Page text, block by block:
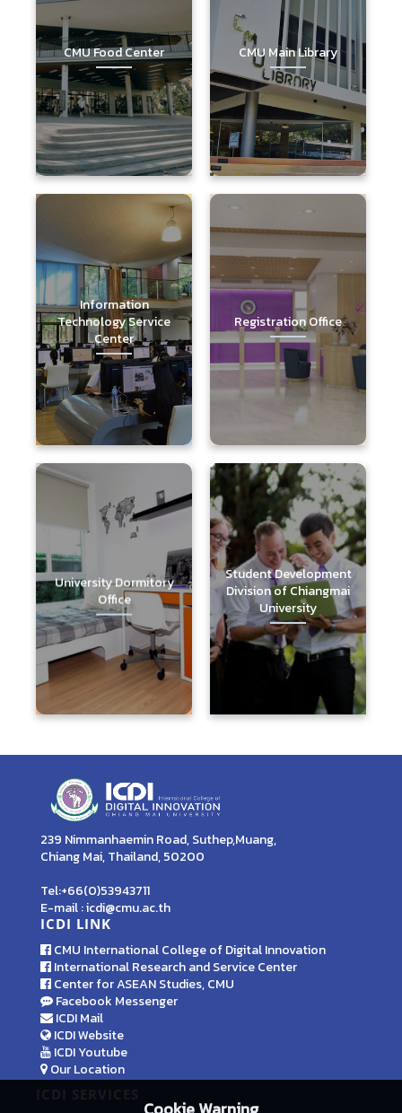
CMU Food Center CMU Main Library
Information
Technology Service
Center
Registration Office
University Dormitory
Office
Student Development
Division of Chiangmai
University
239 Nimmanhaemin Road, Suthep,Muang,
Chiang Mai, Thailand, 50200
Tel:+66(0)53943711
E-mail : icdi@cmu.ac.th
ICDI LINK
CMU International College of Digital Innovation
International Research and Service Center
Center for ASEAN Studies, CMU
Facebook Messenger
ICDI Mail
ICDI Website
ICDI Youtube
Our Location